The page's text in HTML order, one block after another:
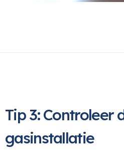
Tip 3: Controleer
gasinstallatie